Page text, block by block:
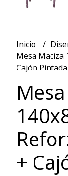
Inicio
Mesa Maciza
Cajón Pintada
+